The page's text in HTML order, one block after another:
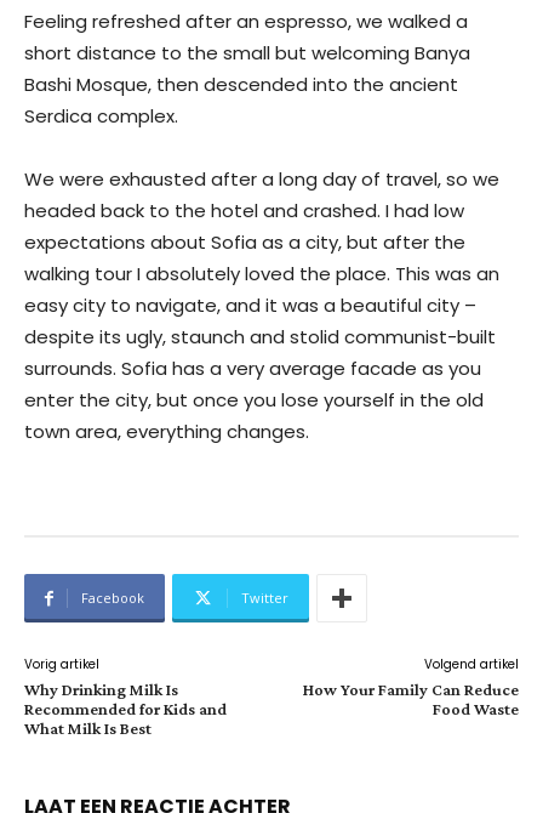
Feeling refreshed after an espresso, we walked a
short distance to the small but welcoming Banya
Bashi Mosque, then descended into the ancient
Serdica complex.
We were exhausted after a long day of travel, so we
headed back to the hotel and crashed. I had low
expectations about Sofia as a city, but after the
walking tour I absolutely loved the place. This was an
easy city to navigate, and it was a beautiful city –
despite its ugly, staunch and stolid communist-built
surrounds. Sofia has a very average facade as you
enter the city, but once you lose yourself in the old
town area, everything changes.
Facebook Twitter
Vorig artikel
Why Drinking Milk Is
Recommended for Kids and
What Milk Is Best
Volgend artikel
How Your Family Can Reduce
Food Waste
LAAT EEN REACTIE ACHTER